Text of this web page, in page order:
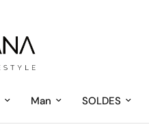
Man SOLDES